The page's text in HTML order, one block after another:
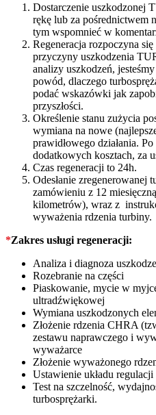
Dostarczenie uszkodzonej
rękę lub za pośrednictwem
tym wspomnieć w
Regeneracja rozpoczyna
przyczyny uszkodzenia
analizy uszkodzeń,
powód, dlaczego
podać wskazówki jak
przyszłości.
Określenie stanu zużycia
wymiana na nowe
prawidłowego działania.
dodatkowych kosztach, za
Czas regeneracji to 24h.
Odesłanie zregenerowanej
zamówieniu z 12
kilometrów), wraz z
wyważenia rdzenia turbiny.
*Zakres usługi regeneracji:
Analiza i diagnoza
Rozebranie na części
Piaskowanie, mycie w
ultradźwiękowej
Wymiana uszkodzonych
Złożenie rdzenia CHRA
zestawu naprawczego i
wyważarce
Złożenie wyważonego
Ustawienie układu regulacji
Test na szczelność,
turbosprężarki.